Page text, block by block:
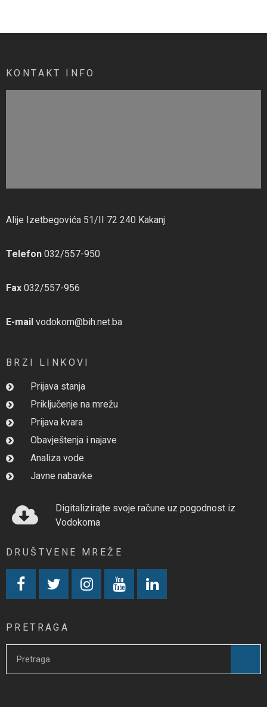
KONTAKT INFO
Alije Izetbegovića 51/II 72 240 Kakanj
Telefon 032/557-950
Fax 032/557-956
E-mail vodokom@bih.net.ba
BRZI LINKOVI
Prijava stanja
Priključenje na mrežu
Prijava kvara
Obavještenja i najave
Analiza vode
Javne nabavke
Digitalizirajte svoje račune uz pogodnost iz
Vodokoma
DRUŠTVENE MREŽE
PRETRAGA